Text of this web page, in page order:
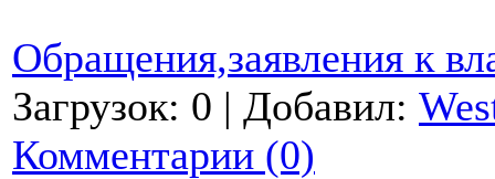
Обращения,заявления к
Загрузок: 0 | Добавил:
Комментарии (0)